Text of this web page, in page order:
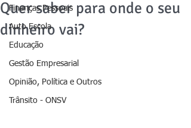
Finanças Pessoais
Auto Escola
Educação
Gestão Empresarial
Opinião, Política e Outros
Trânsito - ONSV
Quer saber para onde o seu
dinheiro vai?